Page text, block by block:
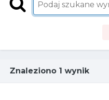
Znaleziono 1 wynik